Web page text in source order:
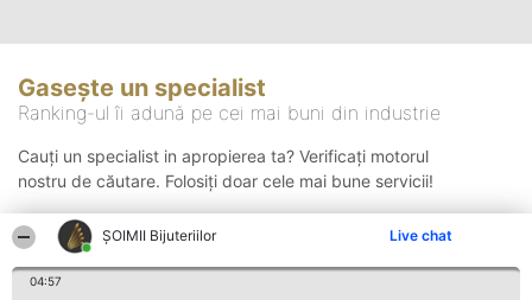
ŞOIMII Bijuteriilor Live chat
04:57
Gasește un specialist
Ranking-ul îi adună pe cei mai buni din industrie
Cauți un specialist in apropierea ta? Verificați motorul
nostru de căutare. Folosiți doar cele mai bune servicii!